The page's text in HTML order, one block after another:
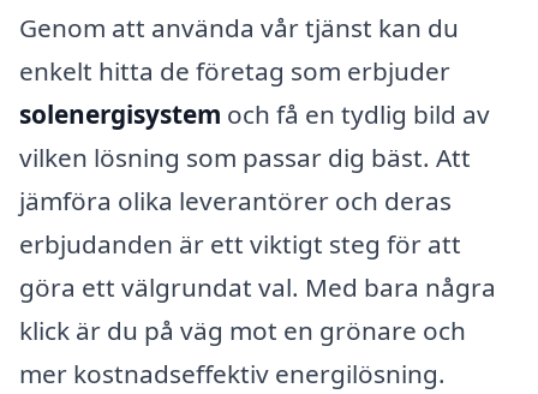
Genom att använda vår tjänst kan du
enkelt hitta de företag som erbjuder
solenergisystem och få en tydlig bild av
vilken lösning som passar dig bäst. Att
jämföra olika leverantörer och deras
erbjudanden är ett viktigt steg för att
göra ett välgrundat val. Med bara några
klick är du på väg mot en grönare och
mer kostnadseffektiv energilösning.